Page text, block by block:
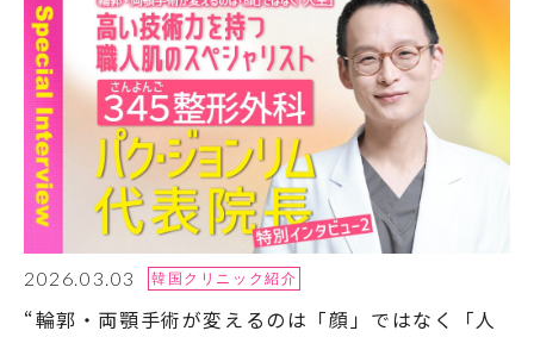
2026.03.03 韓国クリニック紹介
“輪郭・両顎手術が変えるのは「顔」ではなく「人